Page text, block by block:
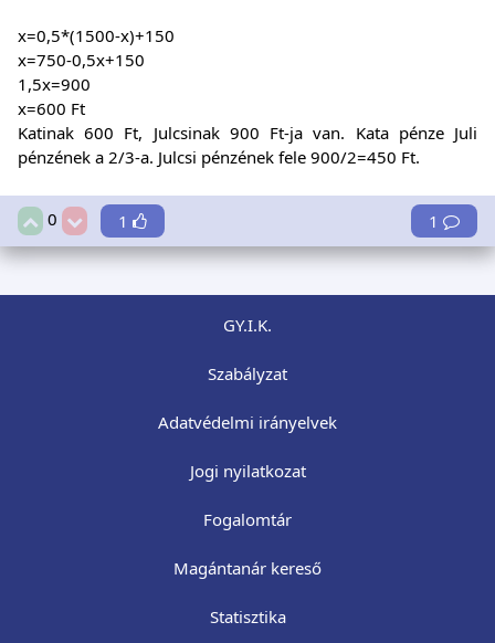
x=0,5*(1500-x)+150
x=750-0,5x+150
1,5x=900
x=600 Ft
Katinak 600 Ft, Julcsinak 900 Ft-ja van. Kata pénze Juli
pénzének a 2/3-a. Julcsi pénzének fele 900/2=450 Ft.
0 1 1
GY.I.K.
Szabályzat
Adatvédelmi irányelvek
Jogi nyilatkozat
Fogalomtár
Magántanár kereső
Statisztika